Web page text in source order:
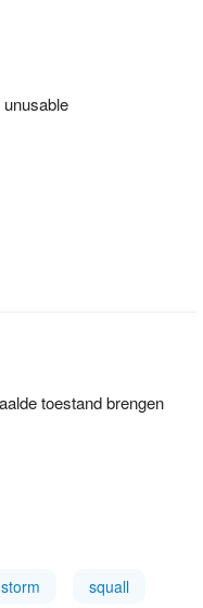
toestand brengen
storm squall